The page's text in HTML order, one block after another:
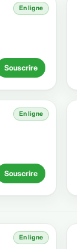
En ligne
Souscrire
En ligne
Souscrire
En ligne